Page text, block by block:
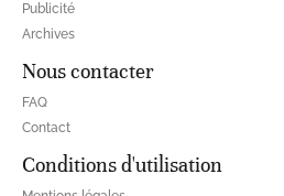
Publicité
Archives
Nous contacter
FAQ
Contact
Conditions d'utilisation